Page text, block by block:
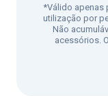
*Válido apenas
utilização por
Não
acessórios.